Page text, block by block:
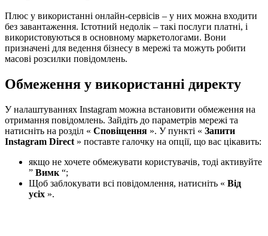
Плюс у використанні онлайн-сервісів – у них можна входити
без завантаження. Істотний недолік – такі послуги платні, і
використовуються в основному маркетологами. Вони
призначені для ведення бізнесу в мережі та можуть робити
масові розсилки повідомлень.
Обмеження у використанні директу
У налаштуваннях Instagram можна встановити обмеження на
отримання повідомлень. Зайдіть до параметрів мережі та
натисніть на розділ « Сповіщення ». У пункті « Запити
Instagram Direct » поставте галочку на опції, що вас цікавить:
якщо не хочете обмежувати користувачів, тоді активуйте
” Вимк “;
Щоб заблокувати всі повідомлення, натисніть « Від
усіх ».